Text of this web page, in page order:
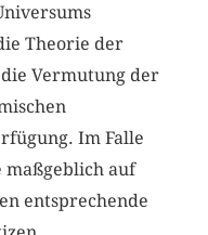
Theorie der
Vermutung der
Im Falle
maßgeblich auf
entsprechende